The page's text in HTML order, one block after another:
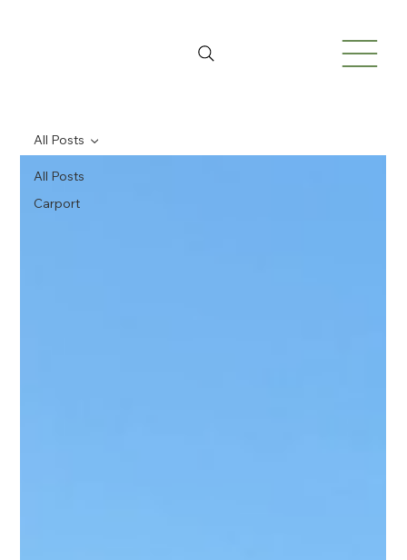
All Posts
Carport
All Posts